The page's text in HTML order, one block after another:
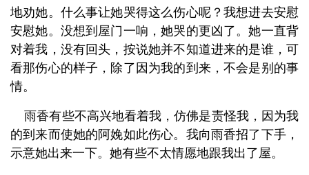
地劝她。什么事让她哭得这么伤心呢？我想进去安慰
安慰她。没想到屋门一响，她哭的更凶了。她一直背
对着我，没有回头，按说她并不知道进来的是谁，可
看那伤心的样子，除了因为我的到来，不会是别的事
情。
雨香有些不高兴地看着我，仿佛是责怪我，因为我
的到来而使她的阿娩如此伤心。我向雨香招了下手，
示意她出来一下。她有些不太情愿地跟我出了屋。